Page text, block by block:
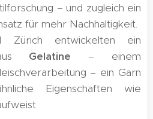
– und zugleich ein
für mehr Nachhaltigkeit.
Zürich entwickelten ein
Gelatine – einem
– ein Garn
Eigenschaften wie